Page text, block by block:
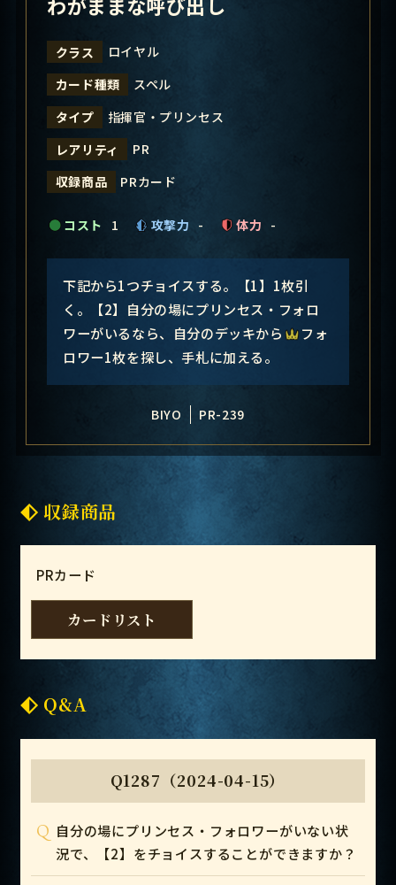
クラス
ロイヤル
カード種類
スペル
タイプ
指揮官・プリンセス
レアリティ
PR
収録商品
PRカード
コスト 1 攻撃力 - 体力 -
下記から1つチョイスする。【1】1枚引
く。【2】自分の場にプリンセス・フォロ
ワーがいるなら、自分のデッキから
フォ
ロワー1枚を探し、手札に加える。
BIYO PR-239
収録商品
PRカード
カードリスト
Q&A
Q1287（2024-04-15）
Q 自分の場にプリンセス・フォロワーがいない状
況で、【2】をチョイスすることができますか？